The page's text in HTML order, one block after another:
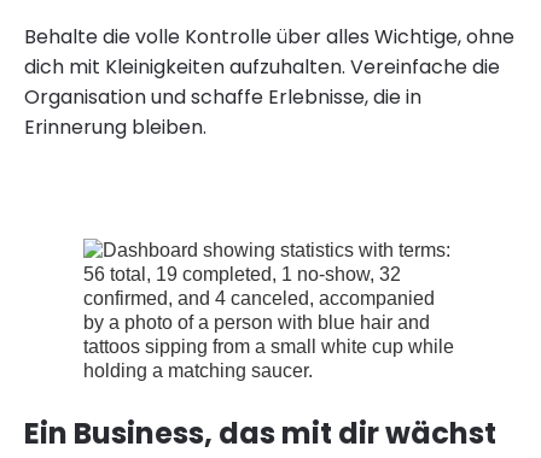
Behalte die volle Kontrolle über alles Wichtige, ohne
dich mit Kleinigkeiten aufzuhalten. Vereinfache die
Organisation und schaffe Erlebnisse, die in
Erinnerung bleiben.
Ein Business, das mit dir wächst